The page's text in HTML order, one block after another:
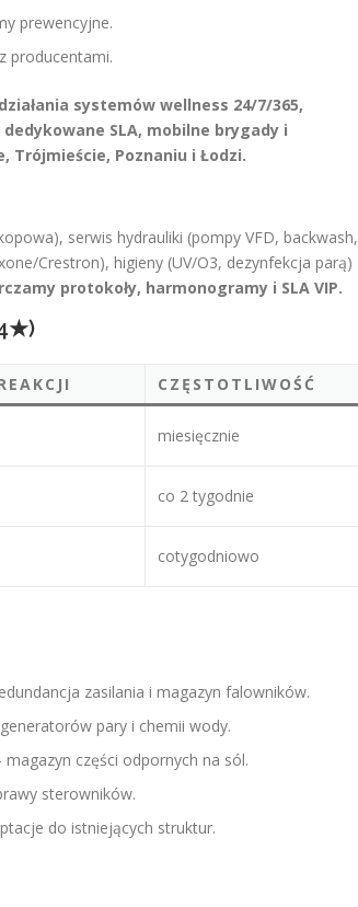
prewencyjne.
producentami.
systemów wellness 24/7/365,
SLA, mobilne brygady i
Trójmieście, Poznaniu i Łodzi.
serwis hydrauliki (pompy VFD, backwash,
Crestron), higieny (UV/O3, dezynfekcja parą)
protokoły, harmonogramy i SLA VIP.
CZĘSTOTLIWOŚĆ
miesięcznie
co 2 tygodnie
cotygodniowo
zasilania i magazyn falowników.
pary i chemii wody.
części odpornych na sól.
sterowników.
do istniejących struktur.